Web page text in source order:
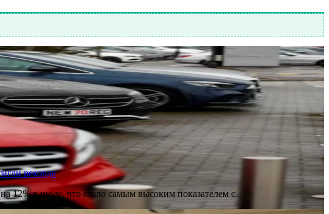
рекорда
12% в июле, что стало самым высоким показателем с…